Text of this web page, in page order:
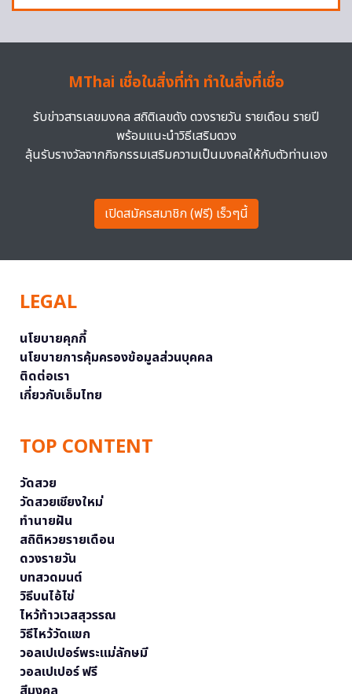
MThai เชื่อในสิ่งที่ทำ ทำในสิ่งที่เชื่อ
รับข่าวสารเลขมงคล สถิติเลขดัง ดวงรายวัน รายเดือน รายปี
พร้อมแนะนำวิธีเสริมดวง
ลุ้นรับรางวัลจากกิจกรรมเสริมความเป็นมงคลให้กับตัวท่านเอง
เปิดสมัครสมาชิก (ฟรี) เร็วๆนี้
LEGAL
นโยบายคุกกี้
นโยบายการคุ้มครองข้อมูลส่วนบุคคล
ติดต่อเรา
เกี่ยวกับเอ็มไทย
TOP CONTENT
วัดสวย
วัดสวยเชียงใหม่
ทำนายฝัน
สถิติหวยรายเดือน
ดวงรายวัน
บทสวดมนต์
วิธีบนไอ้ไข่
ไหว้ท้าวเวสสุวรรณ
วิธีไหว้วัดแขก
วอลเปเปอร์พระแม่ลักษมี
วอลเปเปอร์ ฟรี